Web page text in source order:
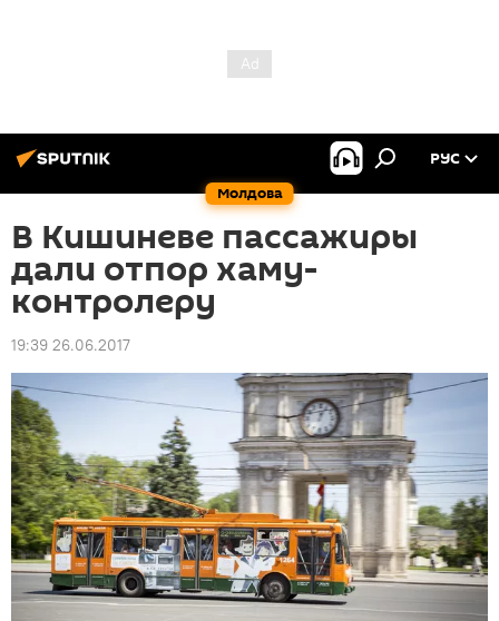
Молдова
РУС
В Кишиневе пассажиры
дали отпор хаму-
контролеру
19:39 26.06.2017